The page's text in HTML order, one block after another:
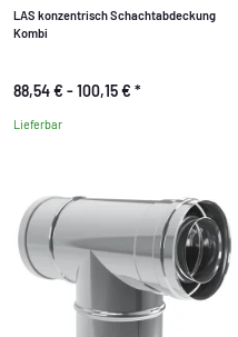
LAS konzentrisch Schachtabdeckung
Kombi
88,54 € -100,15 € *
Lieferbar